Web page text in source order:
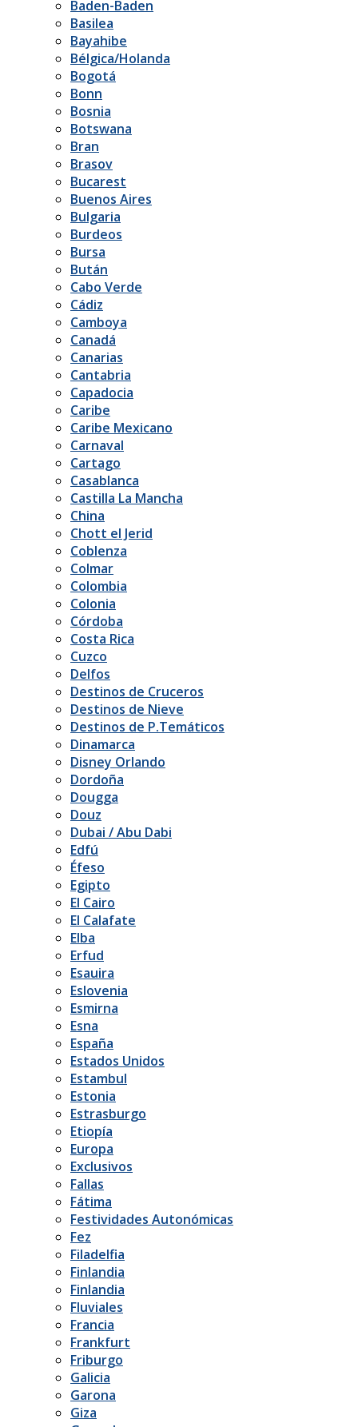
Baden-Baden
Basilea
Bayahibe
Bélgica/Holanda
Bogotá
Bonn
Bosnia
Botswana
Bran
Brasov
Bucarest
Buenos Aires
Bulgaria
Burdeos
Bursa
Bután
Cabo Verde
Cádiz
Camboya
Canadá
Canarias
Cantabria
Capadocia
Caribe
Caribe Mexicano
Carnaval
Cartago
Casablanca
Castilla La Mancha
China
Chott el Jerid
Coblenza
Colmar
Colombia
Colonia
Córdoba
Costa Rica
Cuzco
Delfos
Destinos de Cruceros
Destinos de Nieve
Destinos de P.Temáticos
Dinamarca
Disney Orlando
Dordoña
Dougga
Douz
Dubai / Abu Dabi
Edfú
Éfeso
Egipto
El Cairo
El Calafate
Elba
Erfud
Esauira
Eslovenia
Esmirna
Esna
España
Estados Unidos
Estambul
Estonia
Estrasburgo
Etiopía
Europa
Exclusivos
Fallas
Fátima
Festividades Autonómicas
Fez
Filadelfia
Finlandia
Finlandia
Fluviales
Francia
Frankfurt
Friburgo
Galicia
Garona
Giza